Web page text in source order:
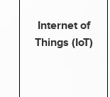
Internet of
Things (IoT)